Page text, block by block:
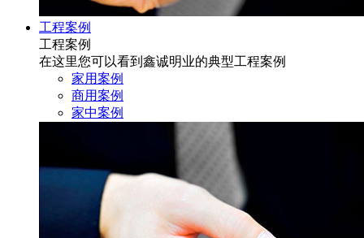
工程案例
工程案例
在这里您可以看到鑫诚明业的典型工程案例
家用案例
商用案例
家中案例